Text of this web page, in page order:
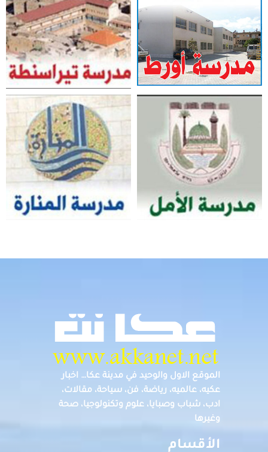
الموقع الاول والوحيد في مدينة عكا… اخبار
عكيه، عالميه، رياضة، فن، سياحة، مقالات،
ادب، شباب وصبايا، علوم وتكنولوجيا، صحة
وغيرها
الأقسام